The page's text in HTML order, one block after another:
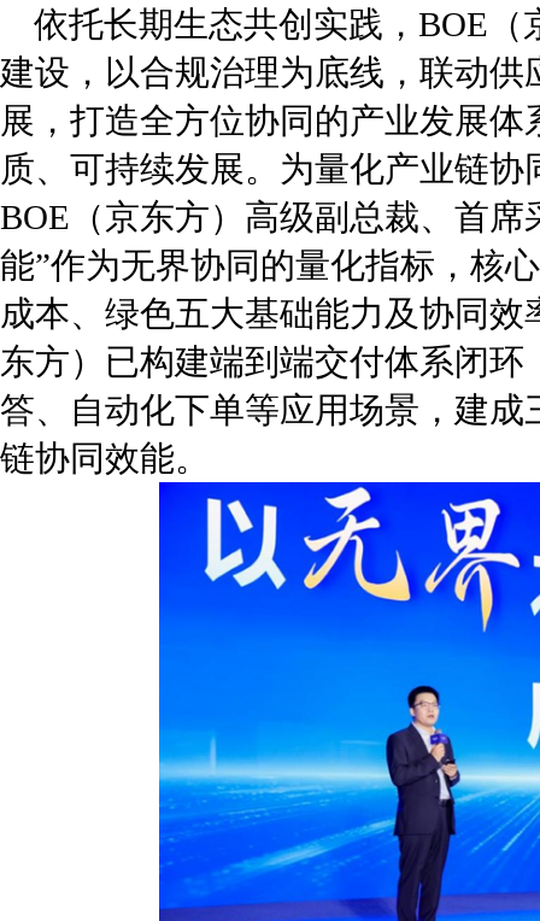
依托长期生态共创实践，BOE
建设，以合规治理为底线，联动
展，打造全方位协同的产业发展
质、可持续发展。为量化产业链
BOE（京东方）高级副总裁、首
能”作为无界协同的量化指标，核
成本、绿色五大基础能力及协同
东方）已构建端到端交付体系闭
答、自动化下单等应用场景，建
链协同效能。